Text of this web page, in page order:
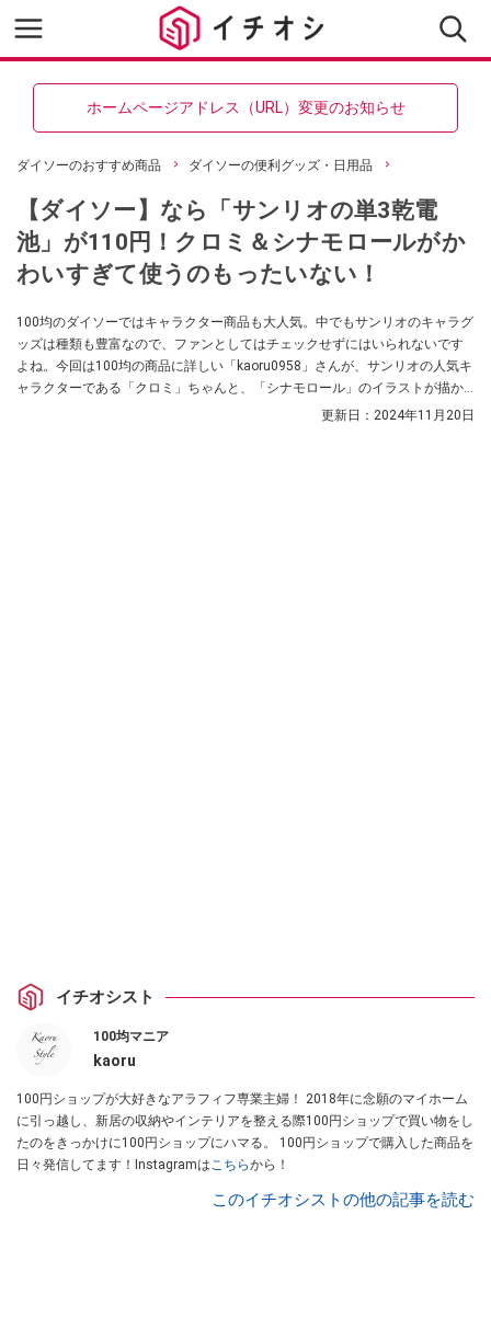
ホームページアドレス（URL）変更のお知らせ
ダイソーのおすすめ商品 ダイソーの便利グッズ・日用品
【ダイソー】なら「サンリオの単3乾電
池」が110円！クロミ＆シナモロールがか
わいすぎて使うのもったいない！
100均のダイソーではキャラクター商品も大人気。中でもサンリオのキャラグ
ッズは種類も豊富なので、ファンとしてはチェックせずにはいられないです
よね。今回は100均の商品に詳しい「kaoru0958」さんが、サンリオの人気キ
ャラクターである「クロミ」ちゃんと、「シナモロール」のイラストが描か
れた単3乾電池を紹介してくれました。3本入りで110円とコスパも言うこと
更新日： 2024年11月20日
イチオシスト
100均マニア
kaoru
100円ショップが大好きなアラフィフ専業主婦！ 2018年に念願のマイホーム
に引っ越し、新居の収納やインテリアを整える際100円ショップで買い物をし
たのをきっかけに100円ショップにハマる。 100円ショップで購入した商品を
日々発信してます！Instagramはこちらから！
このイチオシストの他の記事を読む